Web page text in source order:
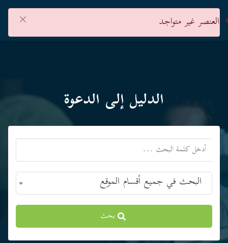
العنصر غير متواجد ×
الدليل إلى الدعوة
البحث في جميع أقسام الموقع
بحث